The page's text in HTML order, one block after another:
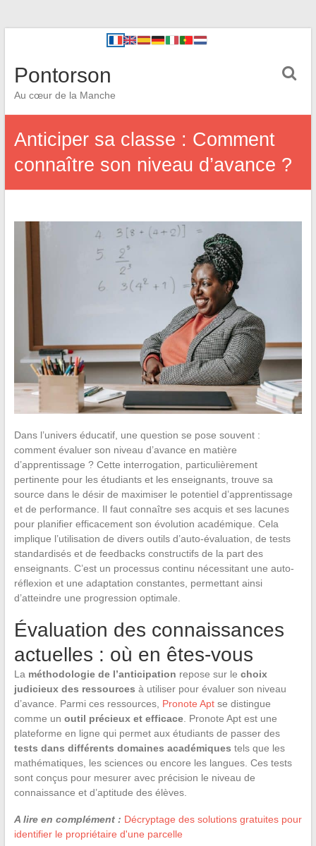
Pontorson
Au cœur de la Manche
Anticiper sa classe : Comment
connaître son niveau d’avance ?
Dans l’univers éducatif, une question se pose souvent :
comment évaluer son niveau d’avance en matière
d’apprentissage ? Cette interrogation, particulièrement
pertinente pour les étudiants et les enseignants, trouve sa
source dans le désir de maximiser le potentiel d’apprentissage
et de performance. Il faut connaître ses acquis et ses lacunes
pour planifier efficacement son évolution académique. Cela
implique l’utilisation de divers outils d’auto-évaluation, de tests
standardisés et de feedbacks constructifs de la part des
enseignants. C’est un processus continu nécessitant une auto-
réflexion et une adaptation constantes, permettant ainsi
d’atteindre une progression optimale.
Évaluation des connaissances
actuelles : où en êtes-vous
La méthodologie de l’anticipation repose sur le choix
judicieux des ressources à utiliser pour évaluer son niveau
d’avance. Parmi ces ressources, Pronote Aptse distingue
comme un outil précieux et efficace. Pronote Apt est une
plateforme en ligne qui permet aux étudiants de passer des
tests dans différents domaines académiques tels que les
mathématiques, les sciences ou encore les langues. Ces tests
sont conçus pour mesurer avec précision le niveau de
connaissance et d’aptitude des élèves.
A lire en complément : Décryptage des solutions gratuites pour
identifier le propriétaire d'une parcelle